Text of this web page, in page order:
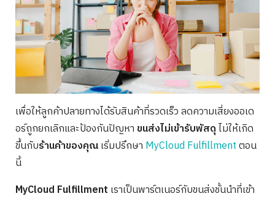
เพื่อให้ลูกค้าปลายทางได้รับสินค้าที่รวดเร็ว ลดความเสี่ยงออเด
อร์ถูกยกเลิกและป้องกันปัญหา ขนส่งไม่เข้ารับพัสดุไม่ให้เกิด
ขึ้นกับร้านค้าของคุณเริ่มปรึกษา MyCloud Fulfillmentตอน
นี้
MyCloud Fulfillment เราเป็นพาร์ตเนอร์กับขนส่งชั้นนำที่เข้า